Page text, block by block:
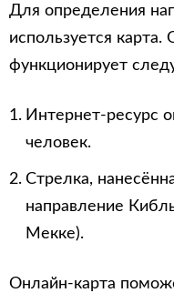
Для определения
используется
функционирует
Интернет-ресурс
человек.
Стрелка,
направление
Мекке).
Онлайн-карта